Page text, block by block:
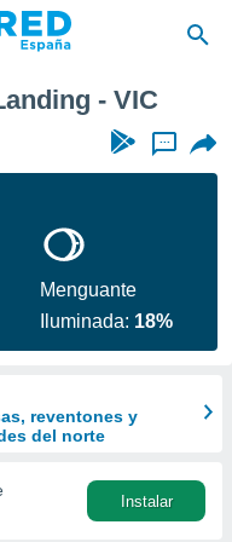
- VIC
...
Menguante
Iluminada: 18%
reventones y
del norte
Instalar